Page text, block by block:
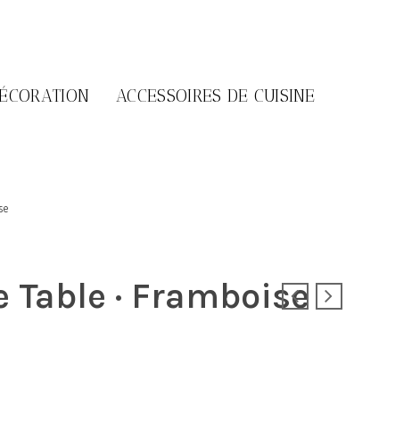
ACCESSOIRES DE CUISINE
Table · Framboise